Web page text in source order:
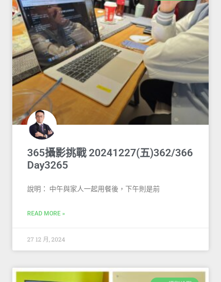
365攝影挑戰 20241227(五)362/366
Day3265
說明： 中午與家人一起用餐後，下午則是前
READ MORE »
27 12 月, 2024